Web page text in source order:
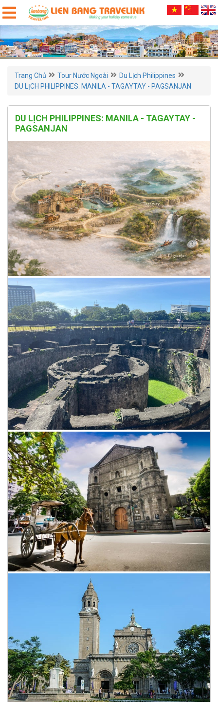
Trang Chủ Tour Nước Ngoài
Du Lịch Philippines
DU LỊCH PHILIPPINES: MANILA - TAGAYTAY - PAGSANJAN
DU LỊCH PHILIPPINES: MANILA - TAGAYTAY -
PAGSANJAN